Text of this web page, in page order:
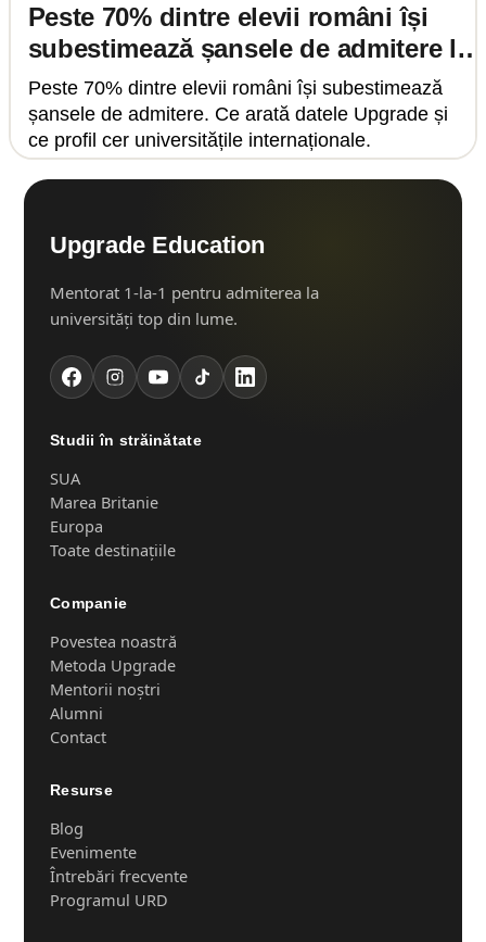
Peste 70% dintre elevii români își
subestimează șansele de admitere la
universități de top.
Peste 70% dintre elevii români își subestimează
șansele de admitere. Ce arată datele Upgrade și
ce profil cer universitățile internaționale.
Upgrade Education
Mentorat 1-la-1 pentru admiterea la
universități top din lume.
Studii în străinătate
SUA
Marea Britanie
Europa
Toate destinațiile
Companie
Povestea noastră
Metoda Upgrade
Mentorii noștri
Alumni
Contact
Resurse
Blog
Evenimente
Întrebări frecvente
Programul URD